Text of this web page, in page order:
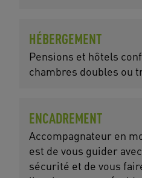
HÉBERGEMENT
Pensions et hôtels
chambres doubles ou
ENCADREMENT
Accompagnateur en
est de vous guider
sécurité et de vous